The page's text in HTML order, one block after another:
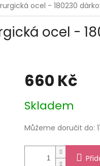
ocel - 180230
ocel -
660 Kč
cena:
Skladem
Můžeme doručit do: